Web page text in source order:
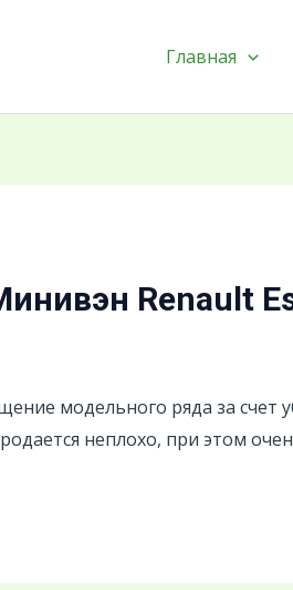
Главная
Renault
модельного ряда за счет
неплохо, при этом